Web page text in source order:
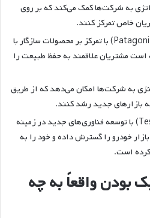
به شرکت‌ها کمک می‌کند که بر روی
خاص تمرکز کنند.
: برند پاتاگونیا (Patagonia) با تمرکز بر محصولات سازگار با
مشتریان علاقمند به حفظ طبیعت را
به شرکت‌ها امکان می‌دهد که از طریق
بازارهای جدید رشد کنند.
: شرکت تسلا (Tesla) با توسعه فناوری‌های جدید در زمینه
خودرو را گسترش داده و خود را به
است.
بودن واقعاً به چه